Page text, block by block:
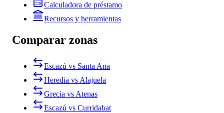
Calculadora de préstamo
Recursos y herramientas
Comparar zonas
Escazú vs Santa Ana
Heredia vs Alajuela
Grecia vs Atenas
Escazú vs Curridabat